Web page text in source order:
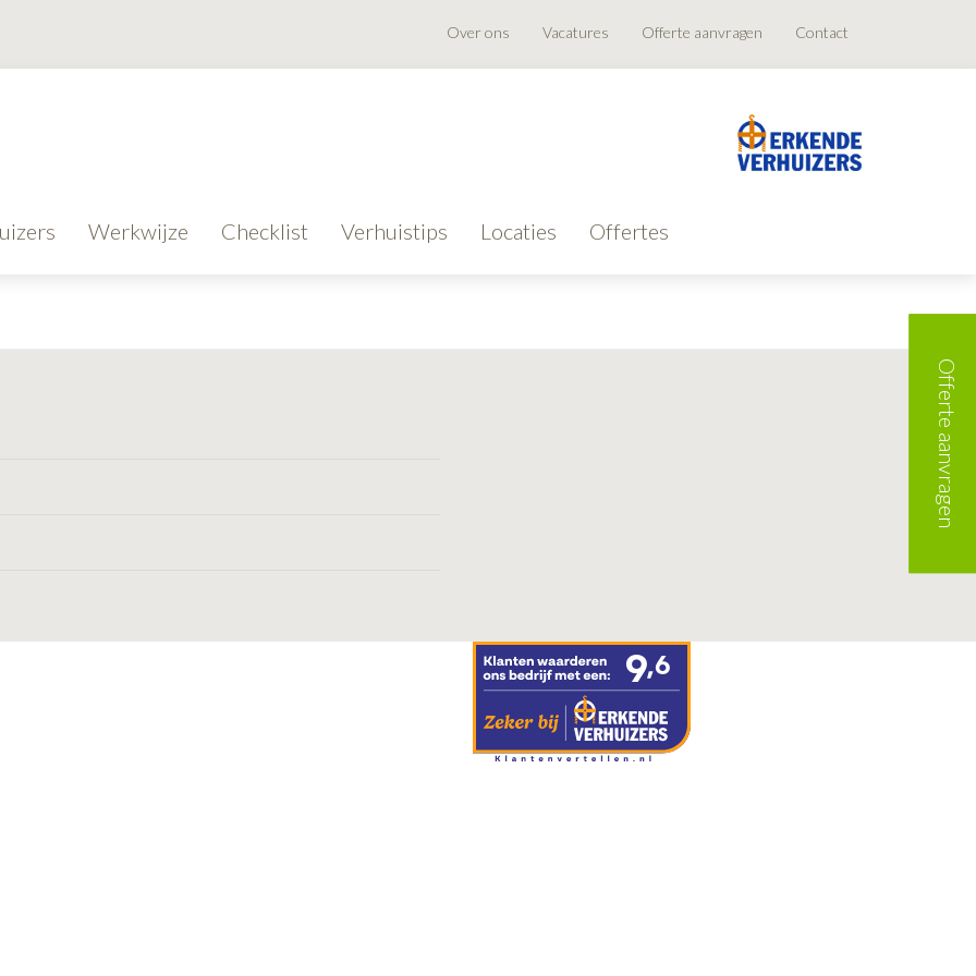
Contact
Offerte aanvragen
Vacatures
Over ons
Werkwijze Checklist Verhuistips Locaties Offertes
Offerte aanvragen